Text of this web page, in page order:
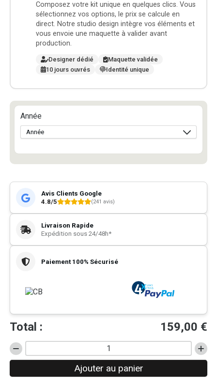
Composez votre kit unique en quelques clics. Vous
sélectionnez vos options, le prix se calcule en
direct. Notre studio design intègre vos éléments et
vous envoie une maquette à valider avant
production.
Designer dédié
Maquette validée
10 jours ouvrés
Identité unique
Année
Avis Clients Google
4.8/5
(241 avis)
Livraison Rapide
Expédition sous 24/48h*
Paiement 100% Sécurisé
Total : 159,00 €
quantité
de
Ajouter au panier